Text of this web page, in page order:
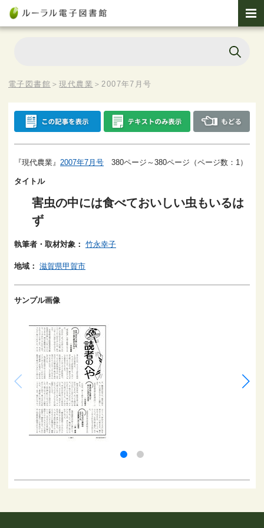
電子図書館 ＞現代農業 ＞2007年7月号
『現代農業』 2007年7月号 380ページ～380ページ（ページ数：1）
タイトル
害虫の中には食べておいしい虫もいるは
ず
執筆者・取材対象： 竹永幸子
地域： 滋賀県甲賀市
サンプル画像